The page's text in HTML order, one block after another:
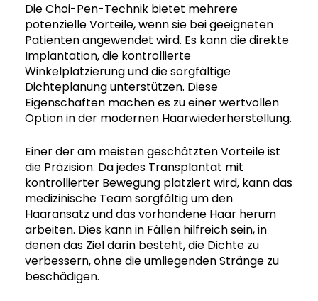
Die Choi-Pen-Technik bietet mehrere
potenzielle Vorteile, wenn sie bei geeigneten
Patienten angewendet wird. Es kann die direkte
Implantation, die kontrollierte
Winkelplatzierung und die sorgfältige
Dichteplanung unterstützen. Diese
Eigenschaften machen es zu einer wertvollen
Option in der modernen Haarwiederherstellung.
Einer der am meisten geschätzten Vorteile ist
die Präzision. Da jedes Transplantat mit
kontrollierter Bewegung platziert wird, kann das
medizinische Team sorgfältig um den
Haaransatz und das vorhandene Haar herum
arbeiten. Dies kann in Fällen hilfreich sein, in
denen das Ziel darin besteht, die Dichte zu
verbessern, ohne die umliegenden Stränge zu
beschädigen.